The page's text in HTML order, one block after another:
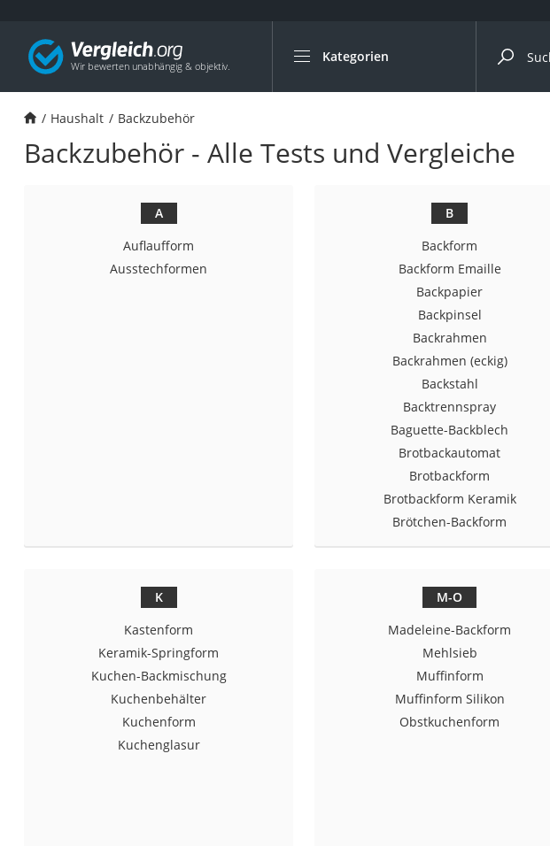
Kategorien
Die beliebtesten Vergleiche nach Kategorie
Haushalt
Zentralstaubsauger
Industriestaubsauger
Saug-Wisch-Roboter
Handstaubsauger
Kondenstrockner
Nespresso-Maschine
Haushalt Backzubehör
Backzubehör - Alle Tests und Vergleiche
A
Auflaufform
Ausstechformen
B
Backform
Backform Emaille
Backpapier
Backpinsel
Backrahmen
Backrahmen (eckig)
Backstahl
Backtrennspray
Baguette-Backblech
Brotbackautomat
Brotbackform
Brotbackform Keramik
Brötchen-Backform
K
Kastenform
Keramik-Springform
Kuchen-Backmischung
Kuchenbehälter
Kuchenform
Kuchenglasur
M-O
Madeleine-Backform
Mehlsieb
Muffinform
Muffinform Silikon
Obstkuchenform